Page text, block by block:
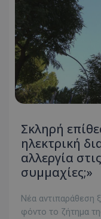
Σκληρή
ηλεκτρική
αλλεργία
συμμαχίες;»
Νέα αντιπαράθεση
φόντο το ζήτημα